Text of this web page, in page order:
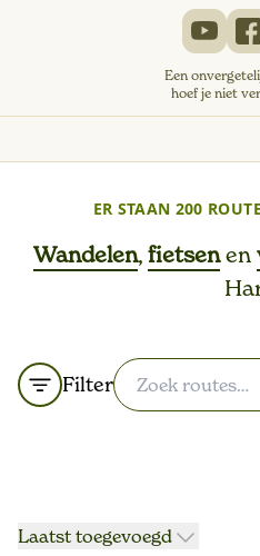
Een
hoef je niet
ER STAAN 200
Wandelen,fietsenen
Filter
Laatst toegevoegd